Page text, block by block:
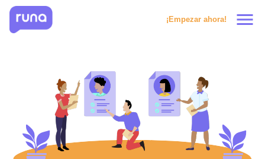
¡Empezar ahora! menu
Precios